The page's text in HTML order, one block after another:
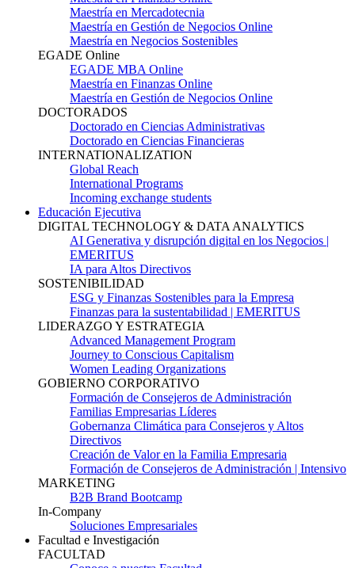
Maestría en Mercadotecnia
Maestría en Gestión de Negocios Online
Maestría en Negocios Sostenibles
EGADE Online
EGADE MBA Online
Maestría en Finanzas Online
Maestría en Gestión de Negocios Online
DOCTORADOS
Doctorado en Ciencias Administrativas
Doctorado en Ciencias Financieras
INTERNATIONALIZATION
Global Reach
International Programs
Incoming exchange students
Educación Ejecutiva
DIGITAL TECHNOLOGY & DATA ANALYTICS
AI Generativa y disrupción digital en los Negocios |
EMERITUS
IA para Altos Directivos
SOSTENIBILIDAD
ESG y Finanzas Sostenibles para la Empresa
Finanzas para la sustentabilidad | EMERITUS
LIDERAZGO Y ESTRATEGIA
Advanced Management Program
Journey to Conscious Capitalism
Women Leading Organizations
GOBIERNO CORPORATIVO
Formación de Consejeros de Administración
Familias Empresarias Líderes
Gobernanza Climática para Consejeros y Altos
Directivos
Creación de Valor en la Familia Empresaria
Formación de Consejeros de Administración | Intensivo
MARKETING
B2B Brand Bootcamp
In-Company
Soluciones Empresariales
Facultad e Investigación
FACULTAD